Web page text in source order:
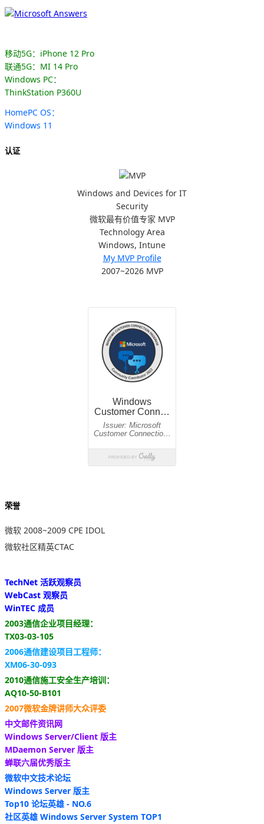
移动5G：iPhone 12 Pro
联通5G：MI 14 Pro
Windows PC：
ThinkStation P360U
HomePC OS：
Windows 11
认证
Windows and Devices for IT
Security
微软最有价值专家 MVP
Technology Area
Windows, Intune
My MVP Profile
2007~2026 MVP
荣誉
微软 2008~2009 CPE IDOL
微软社区精英CTAC
TechNet 活跃观察员
WebCast 观察员
WinTEC 成员
2003通信企业项目经理：
TX03-03-105
2006通信建设项目工程师：
XM06-30-093
2010通信施工安全生产培训：
AQ10-50-B101
2007微软金牌讲师大众评委
中文邮件资讯网
Windows Server/Client 版主
MDaemon Server 版主
蝉联六届优秀版主
微软中文技术论坛
Windows Server 版主
Top10 论坛英雄 - NO.6
社区英雄 Windows Server System TOP1